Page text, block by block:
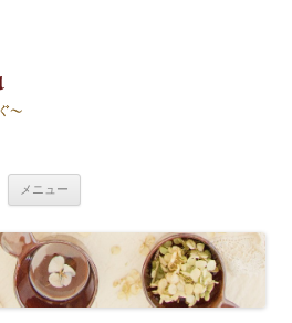
メニュー
ツ
へ
ス
キ
ッ